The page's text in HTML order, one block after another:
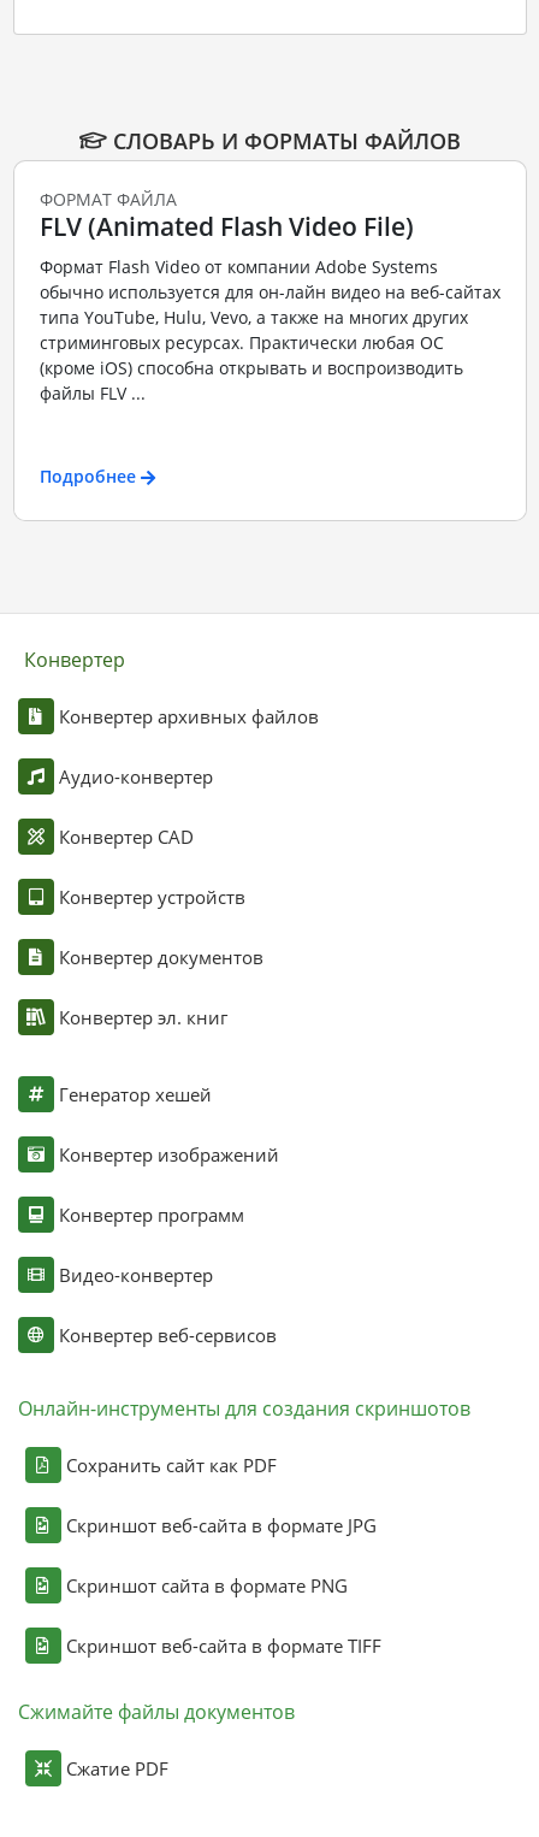
СЛОВАРЬ И ФОРМАТЫ ФАЙЛОВ
ФОРМАТ ФАЙЛА
FLV (Animated Flash Video File)
Формат Flash Video от компании Adobe Systems
обычно используется для он-лайн видео на веб-сайтах
типа YouTube, Hulu, Vevo, а также на многих других
стриминговых ресурсах. Практически любая ОС
(кроме iOS) способна открывать и воспроизводить
файлы FLV ...
Подробнее
Конвертер
Конвертер архивных файлов
Аудио-конвертер
Конвертер CAD
Конвертер устройств
Конвертер документов
Конвертер эл. книг
Генератор хешей
Конвертер изображений
Конвертер программ
Видео-конвертер
Конвертер веб-сервисов
Онлайн-инструменты для создания скриншотов
Сохранить сайт как PDF
Скриншот веб-сайта в формате JPG
Скриншот сайта в формате PNG
Скриншот веб-сайта в формате TIFF
Сжимайте файлы документов
Сжатие PDF